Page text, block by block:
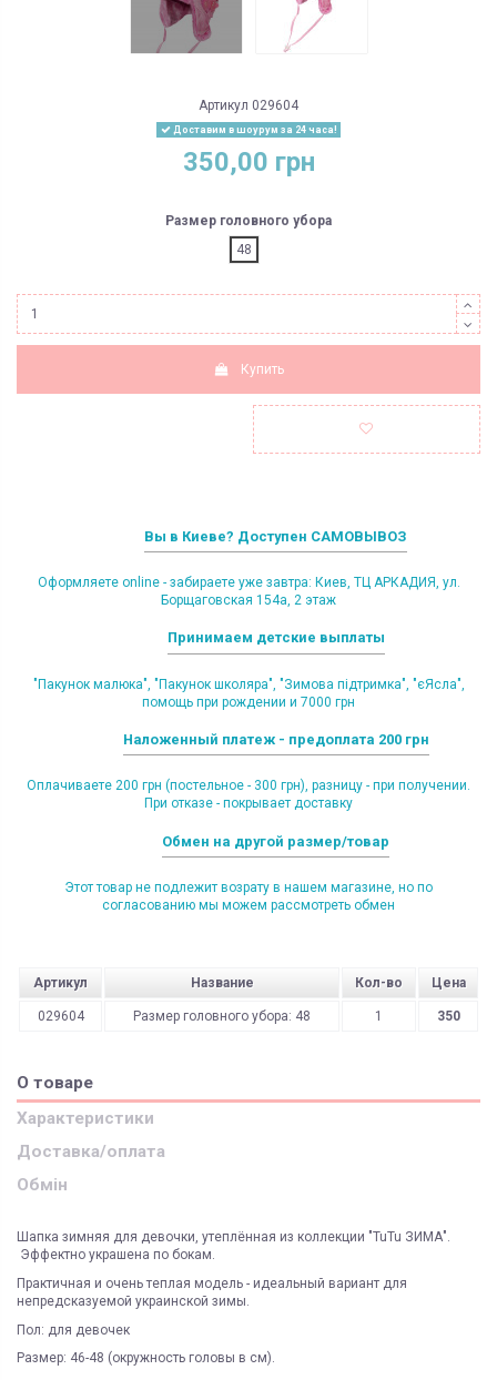
Артикул 029604
Доставим в шоурум за 24 часа!
350,00 грн
Размер головного убора
48
Купить
Вы в Киеве? Доступен САМОВЫВОЗ
Оформляете online - забираете уже завтра: Киев, ТЦ АРКАДИЯ, ул.
Борщаговская 154а, 2 этаж
Принимаем детские выплаты
"Пакунок малюка", "Пакунок школяра", "Зимова підтримка", "єЯсла",
помощь при рождении и 7000 грн
Наложенный платеж - предоплата 200 грн
Оплачиваете 200 грн (постельное - 300 грн), разницу - при получении.
При отказе - покрывает доставку
Обмен на другой размер/товар
Этот товар не подлежит возрату в нашем магазине, но по
согласованию мы можем рассмотреть обмен
Артикул Название Кол-во Цена
029604 Размер головного убора: 48 1 350
О товаре
Характеристики
Доставка/оплата
Обмін
Шапка зимняя для девочки, утеплённая из коллекции "TuTu ЗИМА".
Эффектно украшена по бокам.
Практичная и очень теплая модель - идеальный вариант для
непредсказуемой украинской зимы.
Пол: для девочек
Размер: 46-48 (окружность головы в см).